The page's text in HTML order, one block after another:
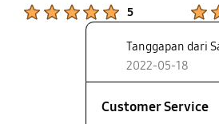
5
Tanggapan dari
2022-05-18
Customer Service